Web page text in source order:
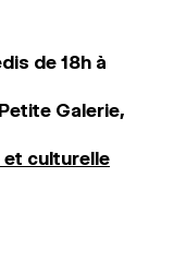
de 18h à
Galerie,
culturelle